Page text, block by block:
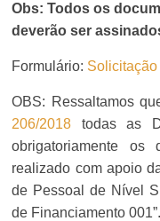
Obs: Todos os
deverão ser
Formulário:
OBS: Ressaltamos
206/2018 todas as
obrigatoriamente os
realizado com apoio
de Pessoal de Nível
de Financiamento 001”.